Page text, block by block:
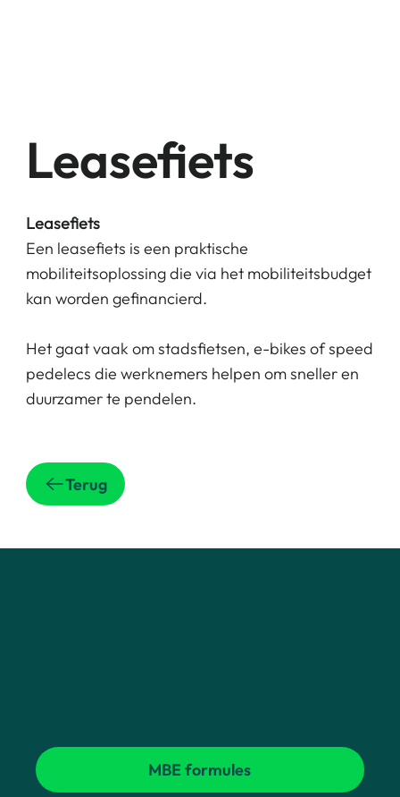
Leasefiets
Een leasefiets is een praktische
mobiliteitsoplossing die via het mobiliteitsbudget
kan worden gefinancierd.
Het gaat vaak om stadsfietsen, e-bikes of speed
pedelecs die werknemers helpen om sneller en
duurzamer te pendelen.
Leasefiets
Terug
MBE formules